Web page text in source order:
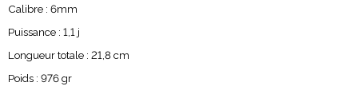
Calibre : 6mm
Puissance : 1,1 j
Longueur totale : 21,8 cm
Poids : 976 gr